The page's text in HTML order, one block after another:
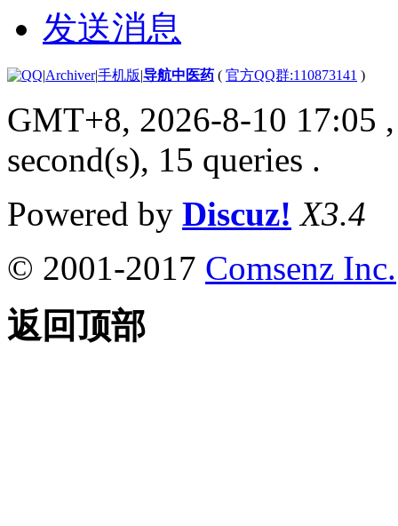
发送消息
|Archiver|手机版|导航中医药 ( 官方QQ群:110873141 )
GMT+8, 2026-8-10 17:05
second(s), 15 queries .
Powered by Discuz! X3.4
© 2001-2017 Comsenz Inc.
返回顶部